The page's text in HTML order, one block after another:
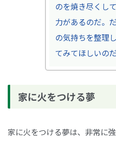
のを焼き尽くし
力があるのだ。
の気持ちを整理
てみてほしいの
家に火をつける夢
家に火をつける夢は、非常に